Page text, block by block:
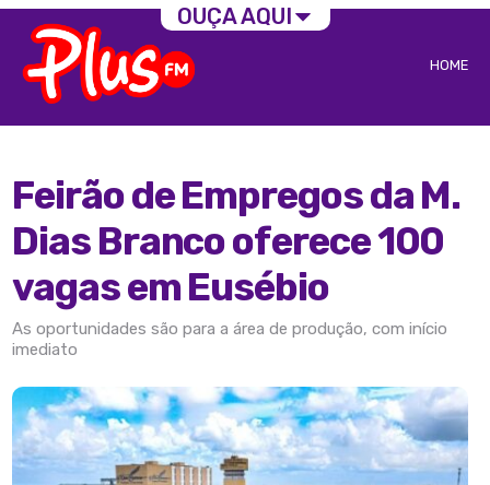
HOME
Feirão de Empregos da M.
Dias Branco oferece 100
vagas em Eusébio
As oportunidades são para a área de produção, com início
imediato
OUÇA AQUI